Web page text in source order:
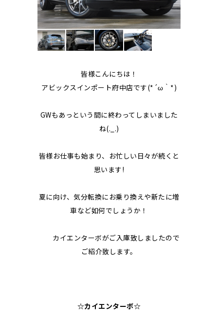
皆様こんにちは！
アビックスインポート府中店です(*´ω｀*)
GWもあっという間に終わってしまいました
ね(._.)
皆様お仕事も始まり、お忙しい日々が続くと
思います!
夏に向け、気分転換にお乗り換えや新たに増
車など如何でしょうか！
カイエンターボがご入庫致しましたので
ご紹介致します。
☆カイエンターボ☆